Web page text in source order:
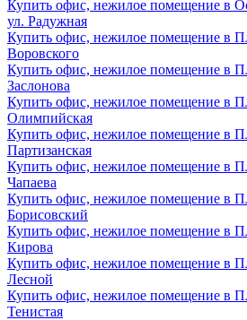
Купить офис, нежилое помещение в
ул. Радужная
Купить офис, нежилое помещение в
Воровского
Купить офис, нежилое помещение в
Заслонова
Купить офис, нежилое помещение в
Олимпийская
Купить офис, нежилое помещение в
Партизанская
Купить офис, нежилое помещение в
Чапаева
Купить офис, нежилое помещение в
Борисовский
Купить офис, нежилое помещение в
Кирова
Купить офис, нежилое помещение в
Лесной
Купить офис, нежилое помещение в
Тенистая